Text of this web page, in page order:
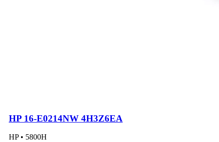
HP 16-E0214NW 4H3Z6EA
HP • 5800H